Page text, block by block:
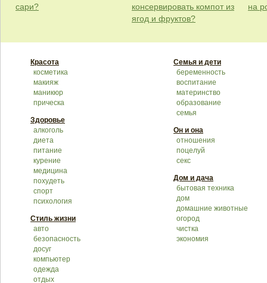
сари?
консервировать компот из
ягод и фруктов?
на
Красота
косметика
макияж
маникюр
прическа
Здоровье
алкоголь
диета
питание
курение
медицина
похудеть
спорт
психология
Стиль жизни
авто
безопасность
досуг
компьютер
одежда
отдых
Семья и дети
беременность
воспитание
материнство
образование
семья
Он и она
отношения
поцелуй
секс
Дом и дача
бытовая техника
дом
домашние животные
огород
чистка
экономия